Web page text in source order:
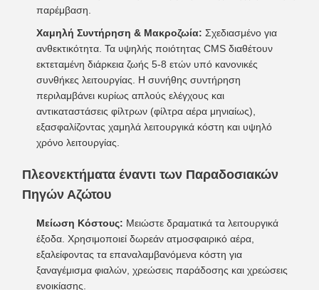
παρέμβαση.
Χαμηλή Συντήρηση & Μακροζωία: Σχεδιασμένο για
ανθεκτικότητα. Τα υψηλής ποιότητας CMS διαθέτουν
εκτεταμένη διάρκεια ζωής 5-8 ετών υπό κανονικές
συνθήκες λειτουργίας. Η συνήθης συντήρηση
περιλαμβάνει κυρίως απλούς ελέγχους και
αντικαταστάσεις φίλτρων (φίλτρα αέρα μηνιαίως),
εξασφαλίζοντας χαμηλά λειτουργικά κόστη και υψηλό
χρόνο λειτουργίας.
Πλεονεκτήματα έναντι των Παραδοσιακών
Πηγών Αζώτου
Μείωση Κόστους: Μειώστε δραματικά τα λειτουργικά
έξοδα. Χρησιμοποιεί δωρεάν ατμοσφαιρικό αέρα,
εξαλείφοντας τα επαναλαμβανόμενα κόστη για
ξαναγέμισμα φιαλών, χρεώσεις παράδοσης και χρεώσεις
ενοικίασης.